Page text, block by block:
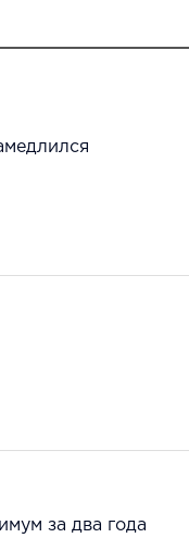
за два года